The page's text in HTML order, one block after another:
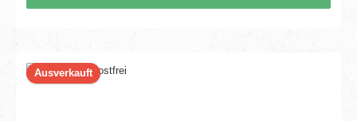
Ausverkauft